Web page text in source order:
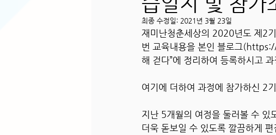
최종 수정일: 2021년 3월 23일
재미난청춘세상의 2020년도 제2
번 교육내용을 본인 블로그
해 걷다”에 정리하여 등록하시고
여기에 더하여 과정에 참가하신 2
지난 5개월의 여정을 둘러볼 수 있
더욱 돋보일 수 있도록 깔끔하게